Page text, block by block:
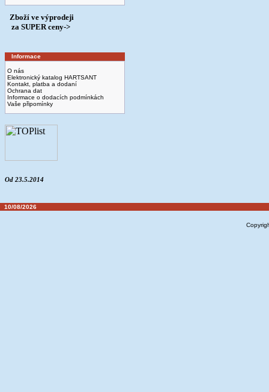
Zboží ve výprodeji
­ za SUPER ceny->
Informace
O nás
Elektronický katalog HARTSANT
Kontakt, platba a dodaní
Ochrana dat
Informace o dodacích podmínkách
Vaše připomínky
Od 23.5.2014
10/08/2026